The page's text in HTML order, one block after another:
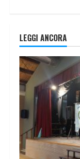
LEGGI ANCORA